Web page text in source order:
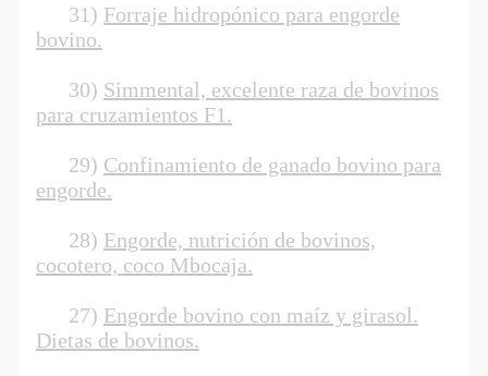
31) Forraje hidropónico para engorde
bovino.
30) Simmental, excelente raza de bovinos
para cruzamientos F1.
29) Confinamiento de ganado bovino para
engorde.
28) Engorde, nutrición de bovinos,
cocotero, coco Mbocaja.
27) Engorde bovino con maíz y girasol.
Dietas de bovinos.